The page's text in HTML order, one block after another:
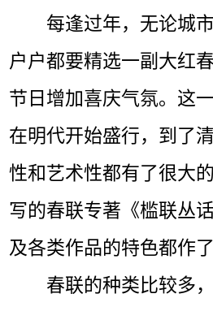
每逢过年，无论城
户户都要精选一副大红
节日增加喜庆气氛。这
在明代开始盛行，到了
性和艺术性都有了很大
写的春联专著《槛联丛
及各类作品的特色都作了
春联的种类比较多